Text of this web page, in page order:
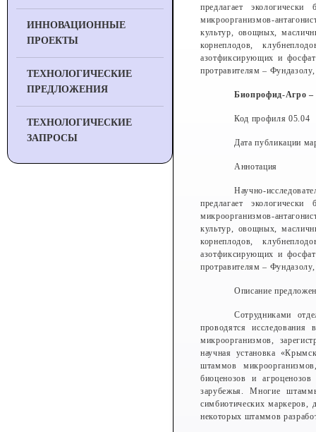
ИННОВАЦИОННЫЕ
ПРОЕКТЫ
ТЕХНОЛОГИЧЕСКИЕ
ПРЕДЛОЖЕНИЯ
ТЕХНОЛОГИЧЕСКИЕ
ЗАПРОСЫ
предлагает
микроорганизмов-
культур, овощных,
корнеплодов,
азотфиксирующих и
протравителям –
Биопрофид-Агро –
Код профиля 05.04
Дата публикации
Аннотация
Научно-
предлагает
микроорганизмов-
культур, овощных,
корнеплодов,
азотфиксирующих и
протравителям –
Описание
Сотрудниками
проводятся исследования
микроорганизмов,
научная установка
штаммов
биоценозов и
зарубежья. Многие
симбиотических
некоторых штаммов